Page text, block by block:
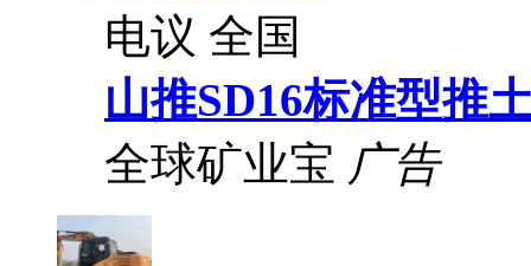
电议 全国
山推SD16标准型推
全球矿业宝 广告